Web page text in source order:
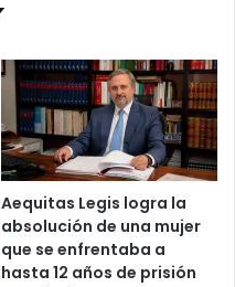
Aequitas Legis logra la
absolución de una mujer
que se enfrentaba a
hasta 12 años de prisión